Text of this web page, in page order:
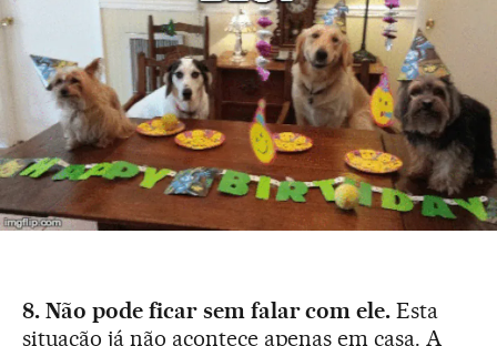
8. Não pode ficar sem falar com ele. Esta
situação já não acontece apenas em casa. A